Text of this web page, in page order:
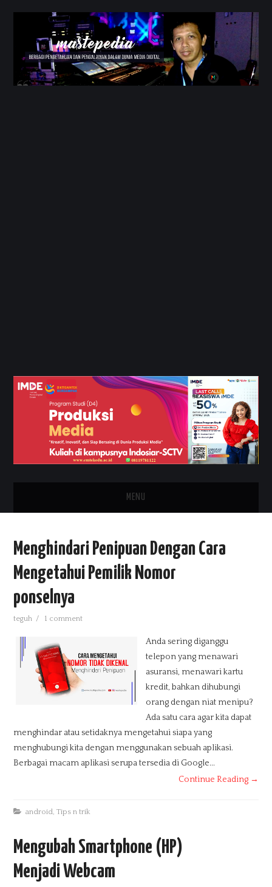
MENU
PRODUKSI TV
INFO TEKNOLOGI
TUTORIAL
PENDIDIKAN
TIPS N TRIK
MEDIA SOSIAL
Menghindari Penipuan Dengan Cara
Mengetahui Pemilik Nomor
ponselnya
teguh / 1 comment
Anda sering diganggu
telepon yang menawari
asuransi, menawari kartu
kredit, bahkan dihubungi
orang dengan niat menipu?
Ada satu cara agar kita dapat
menghindar atau setidaknya mengetahui siapa yang
menghubungi kita dengan menggunakan sebuah aplikasi.
Berbagai macam aplikasi serupa tersedia di Google...
Continue Reading →
android,Tips n trik
Mengubah Smartphone (HP)
Menjadi Webcam